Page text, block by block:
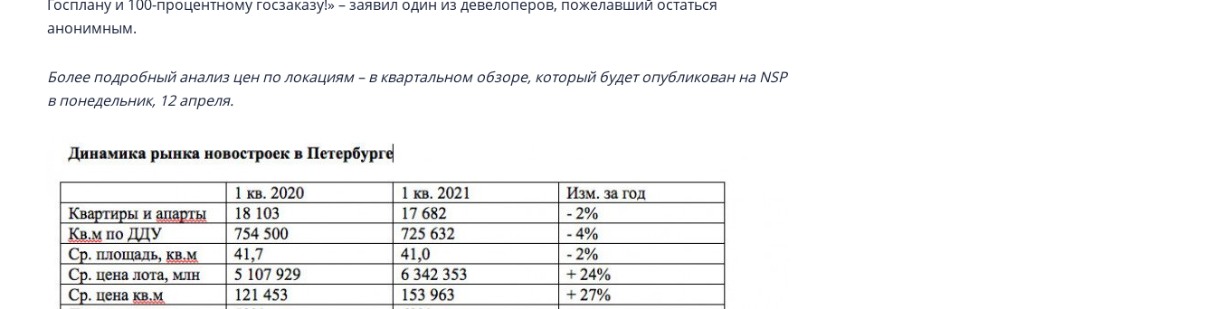
Госплану и 100-процентному госзаказу!» – заявил один из девелоперов, пожелавший остаться
анонимным.
Более подробный анализ цен по локациям – в квартальном обзоре, который будет опубликован на NSP
в понедельник, 12 апреля.